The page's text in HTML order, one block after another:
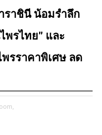
ราชินี น้อมรำลึก
รไทย” และ
รราคาพิเศษ ลด